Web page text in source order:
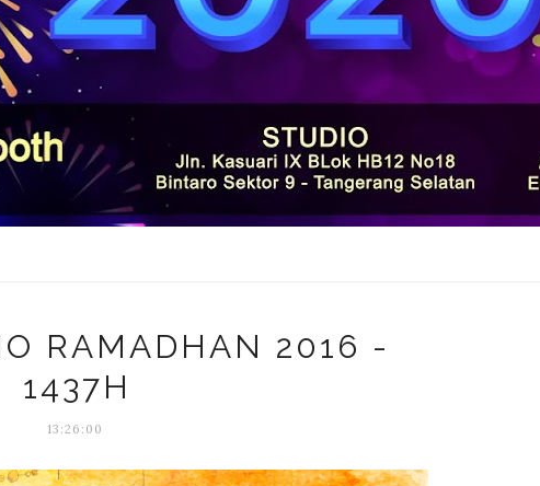
RAMADHAN 2016 -
1437H
13:26:00